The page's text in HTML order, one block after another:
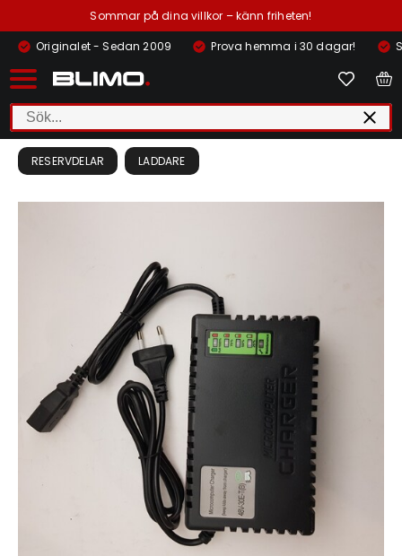
Sommar på dina villkor – känn friheten!
Originalet - Sedan 2009
Prova hemma i 30 dagar!
RESERVDELAR LADDARE